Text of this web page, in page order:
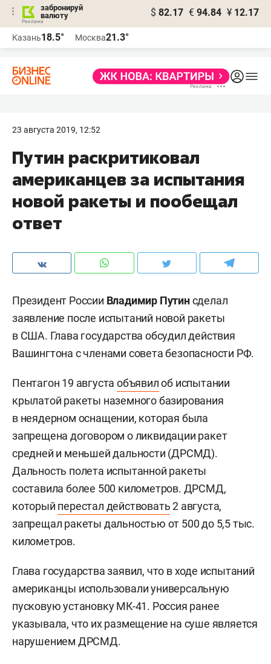
забронируй
валюту
$ 82.17 € 94.84 ¥ 12.17
Казань18.5° Москва21.3°
23 августа 2019, 12:52
Путин раскритиковал
американцев за испытания
новой ракеты и пообещал
ответ
Президент России Владимир Путинсделал
заявление после испытаний новой ракеты
в США. Глава государства обсудил действия
Вашингтона с членами совета безопасности РФ.
Пентагон 19 августаобъявилоб испытании
крылатой ракеты наземного базирования
в неядерном оснащении, которая была
запрещена договором о ликвидации ракет
средней и меньшей дальности (ДРСМД).
Дальность полета испытанной ракеты
составила более 500 километров. ДРСМД,
который перестал действовать2 августа,
запрещал ракеты дальностью от 500 до 5,5 тыс.
километров.
Глава государства заявил, что в ходе испытаний
американцы использовали универсальную
пусковую установку МК-41. Россия ранее
указывала, что их размещение на суше является
нарушением ДРСМД.